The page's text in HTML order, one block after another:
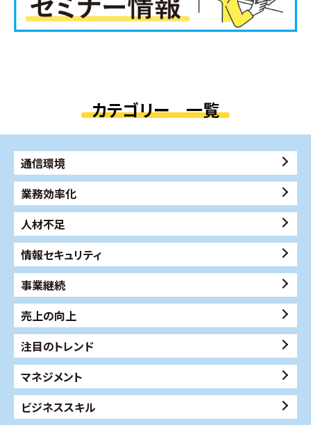
カテゴリー 一覧
通信環境
業務効率化
人材不足
情報セキュリティ
事業継続
売上の向上
注目のトレンド
マネジメント
ビジネススキル